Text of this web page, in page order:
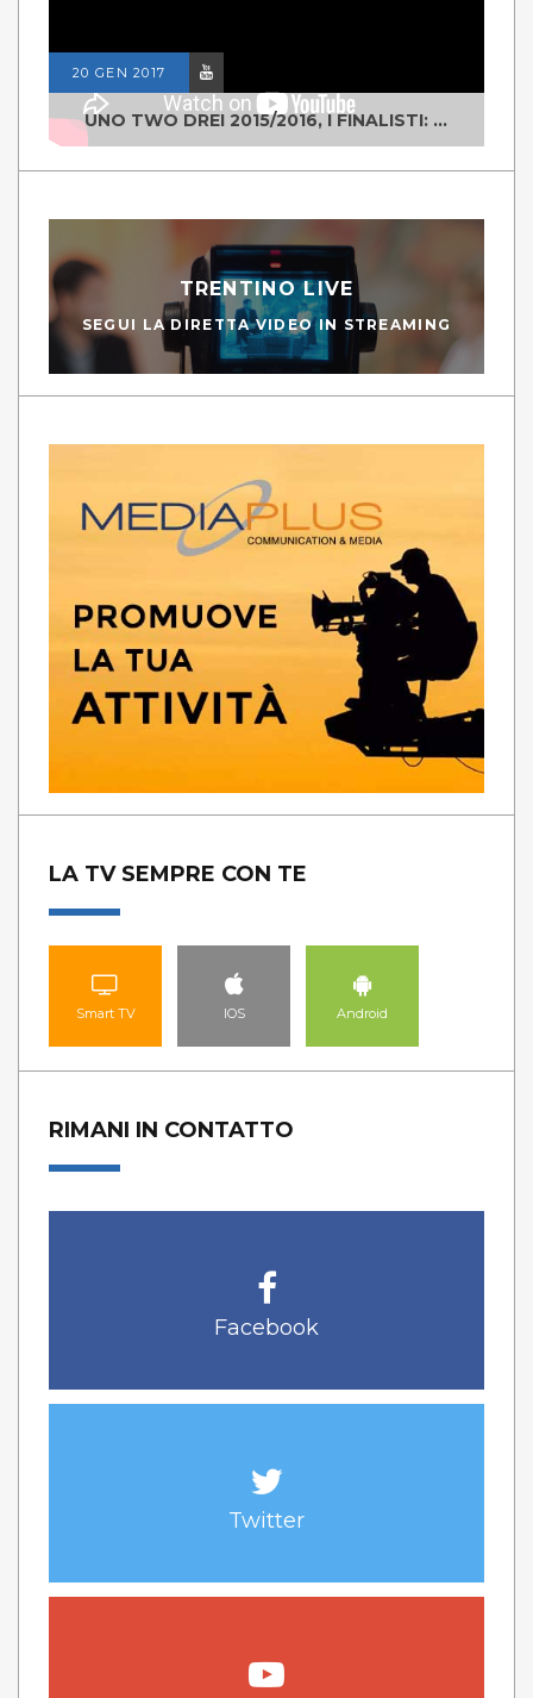
20 GEN 2017
UNO TWO DREI 2015/2016, I FINALISTI: CLASSE IV ALS ISTITUTO "DEGASPERI" BORGO VALSUGANA
TRENTINO LIVE
SEGUI LA DIRETTA VIDEO IN STREAMING
LA TV SEMPRE CON TE
Smart TV IOS Android
RIMANI IN CONTATTO
Facebook
Twitter